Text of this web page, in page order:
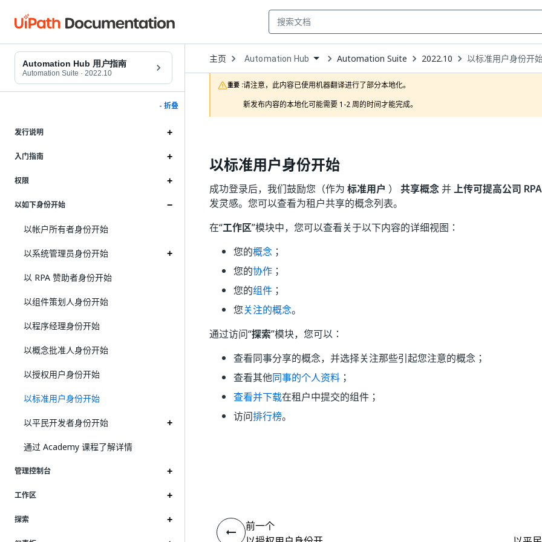
Automation Hub 用户指南
Automation Suite · 2022.10
- 折叠
发行说明
入门指南
权限
以如下身份开始
以帐户所有者身份开始
以系统管理员身份开始
以 RPA 赞助者身份开始
以组件策划人身份开始
以程序经理身份开始
以概念批准人身份开始
以授权用户身份开始
以标准用户身份开始
以平民开发者身份开始
通过 Academy 课程了解详情
管理控制台
工作区
探索
主页 Open
Dropdown
to
choose
product
Automation Hub Automation Suite 2022.10 以标准用户身份开
重要 :请注意，此内容已使用机器翻译进行了部分本地化。
新发布内容的本地化可能需要 1-2 周的时间才能完成。
以标准用户身份开始
成功登录后，我们鼓励您（作为 标准用户 ） 共享概念 并上传可提高公司
发灵感。您可以查看为租户共享的概念列表。
在“工作区”模块中，您可以查看关于以下内容的详细视图：
您的概念 ；
您的协作 ；
您的组件 ；
您关注的概念。
通过访问“探索”模块，您可以：
查看同事分享的概念，并选择关注那些引起您注意的概念；
查看其他同事的个人资料 ；
查看并下载在租户中提交的组件；
访问排行榜。
前一个